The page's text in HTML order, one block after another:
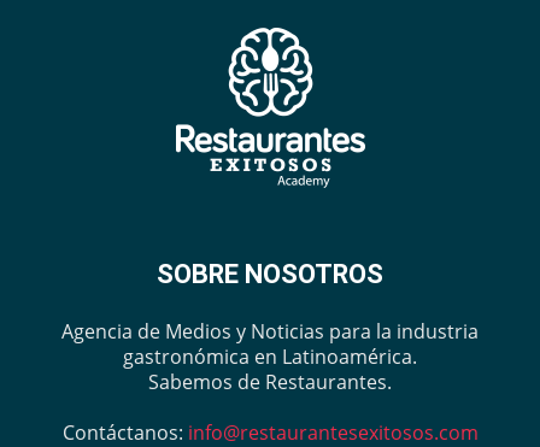
SOBRE NOSOTROS
Agencia de Medios y Noticias para la industria
gastronómica en Latinoamérica.
Sabemos de Restaurantes.
Contáctanos: info@restaurantesexitosos.com